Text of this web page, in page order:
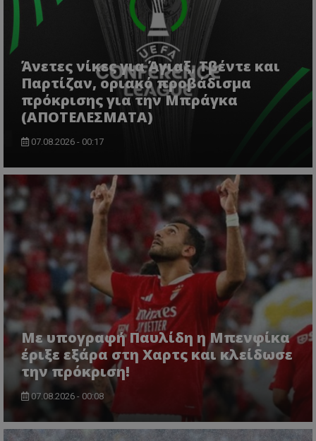
Άνετες νίκες για Άγιαξ, Τβέντε και
Παρτίζαν, οριακό προβάδισμα
πρόκρισης για την Μπράγκα
(ΑΠΟΤΕΛΕΣΜΑΤΑ)
07.08.2026 - 00:17
Με υπογραφή Παυλίδη η Μπενφίκα
έριξε εξάρα στη Χαρτς και κλείδωσε
την πρόκριση!
07.08.2026 - 00:08